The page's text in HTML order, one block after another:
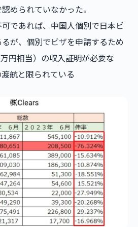
められていなかった。
であれば、中国人個別で日本ビ
が、個別でビザを申請するため
円相当）の収入証明が必要な
航と限られている